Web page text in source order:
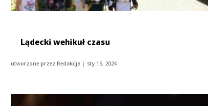
Lądecki wehikuł czasu
utworzone przezRedakcja | sty 15, 2024